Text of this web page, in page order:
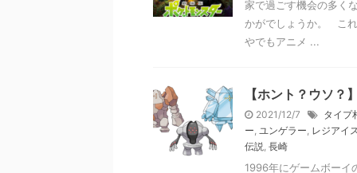
家で過ごす機会の多く
かがでしょうか。 こ
やでもアニメ ...
【ホント？ウソ？
2021/12/7
タイプ
ー, ユンゲラー, レジアイ
伝説, 長崎
1996年にゲームボーイ